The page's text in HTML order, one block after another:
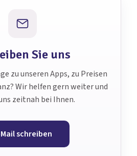
Sie uns
zu unseren Apps, zu Preisen
Wir helfen gern weiter und
zeitnah bei Ihnen.
schreiben